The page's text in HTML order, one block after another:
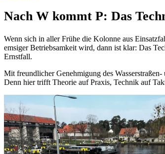
Nach W kommt P: Das
Wenn sich in aller Frühe die Kolonne aus
emsiger Betriebsamkeit wird, dann ist klar: Das
Ernstfall.
Mit freundlicher Genehmigung des
Denn hier trifft Theorie auf Praxis, Technik auf